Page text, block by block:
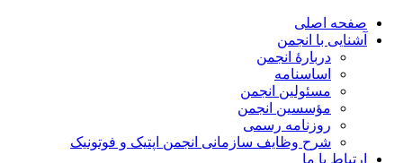
صفحه اصلی
آشنایی با انجمن
دربارۀ انجمن
اساسنامه
مسئولین انجمن
مؤسسین انجمن
روزنامه رسمی
شرح وظایف سازمانی انجمن اپتیک و فوتونیک
ارتباط با ما